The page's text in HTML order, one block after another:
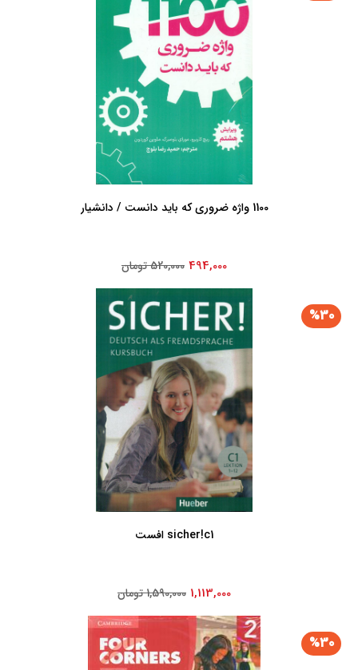
1100 واژه ضروری که باید دانست / دانشیار
494,000 520,000 تومان
%30
sicher!c1 افست
1,113,000 1,590,000 تومان
%30